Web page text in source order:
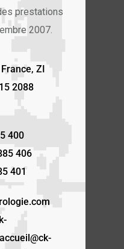
prestations
2007.
ZI
2088
400
406
401